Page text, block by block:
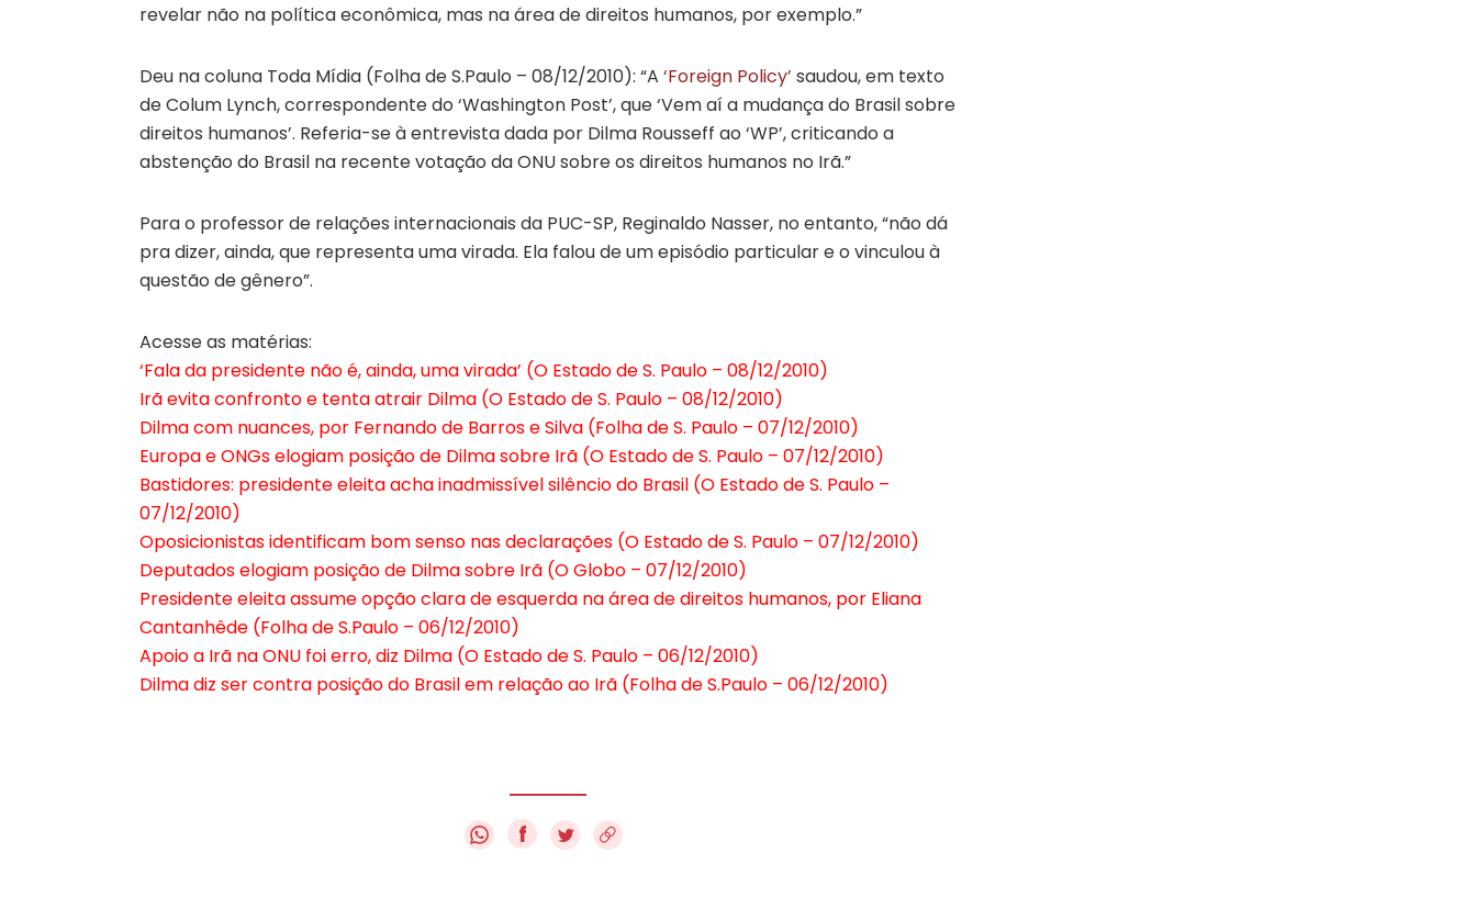
revelar não na política econômica, mas na área de direitos humanos, por exemplo.”
Deu na coluna Toda Mídia (Folha de S.Paulo – 08/12/2010): “A ‘Foreign Policy’ saudou, em texto
de Colum Lynch, correspondente do ‘Washington Post’, que ‘Vem aí a mudança do Brasil sobre
direitos humanos’. Referia-se à entrevista dada por Dilma Rousseff ao ‘WP’, criticando a
abstenção do Brasil na recente votação da ONU sobre os direitos humanos no Irã.”
Para o professor de relações internacionais da PUC-SP, Reginaldo Nasser, no entanto, “não dá
pra dizer, ainda, que representa uma virada. Ela falou de um episódio particular e o vinculou à
questão de gênero”.
Acesse as matérias:
‘Fala da presidente não é, ainda, uma virada’ (O Estado de S. Paulo – 08/12/2010)
Irã evita confronto e tenta atrair Dilma (O Estado de S. Paulo – 08/12/2010)
Dilma com nuances, por Fernando de Barros e Silva (Folha de S. Paulo – 07/12/2010)
Europa e ONGs elogiam posição de Dilma sobre Irã (O Estado de S. Paulo – 07/12/2010)
Bastidores: presidente eleita acha inadmissível silêncio do Brasil (O Estado de S. Paulo –
07/12/2010)
Oposicionistas identificam bom senso nas declarações (O Estado de S. Paulo – 07/12/2010)
Deputados elogiam posição de Dilma sobre Irã (O Globo – 07/12/2010)
Presidente eleita assume opção clara de esquerda na área de direitos humanos, por Eliana
Cantanhêde (Folha de S.Paulo – 06/12/2010)
Apoio a Irã na ONU foi erro, diz Dilma (O Estado de S. Paulo – 06/12/2010)
Dilma diz ser contra posição do Brasil em relação ao Irã (Folha de S.Paulo – 06/12/2010)
f